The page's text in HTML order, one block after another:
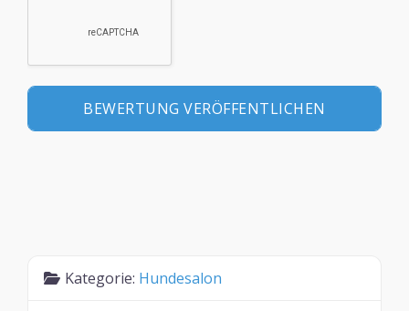
Kategorie: Hundesalon